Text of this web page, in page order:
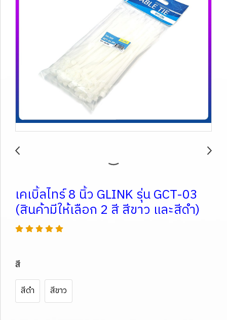
เคเบิ้ลไทร์ 8 นิ้ว GLINK รุ่น GCT-03
(สินค้ามีให้เลือก 2 สี สีขาว และสีดำ)
สี
สีดำ
สีขาว